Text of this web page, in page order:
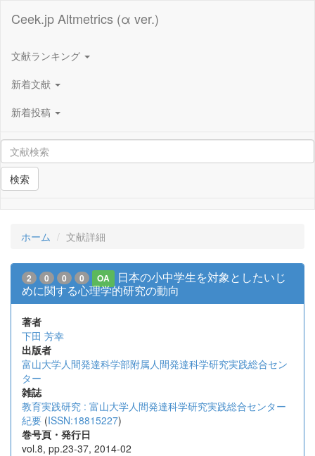
Ceek.jp Altmetrics (α ver.)
文献ランキング
新着文献
新着投稿
検索
ホーム 文献詳細
2 0 0 0 OA
日本の小中学生を対象としたいじ
めに関する心理学的研究の動向
著者
下田 芳幸
出版者
富山大学人間発達科学部附属人間発達科学研究実践総合セン
ター
雑誌
教育実践研究 : 富山大学人間発達科学研究実践総合センター
紀要 (ISSN:18815227)
巻号頁・発行日
vol.8, pp.23-37, 2014-02